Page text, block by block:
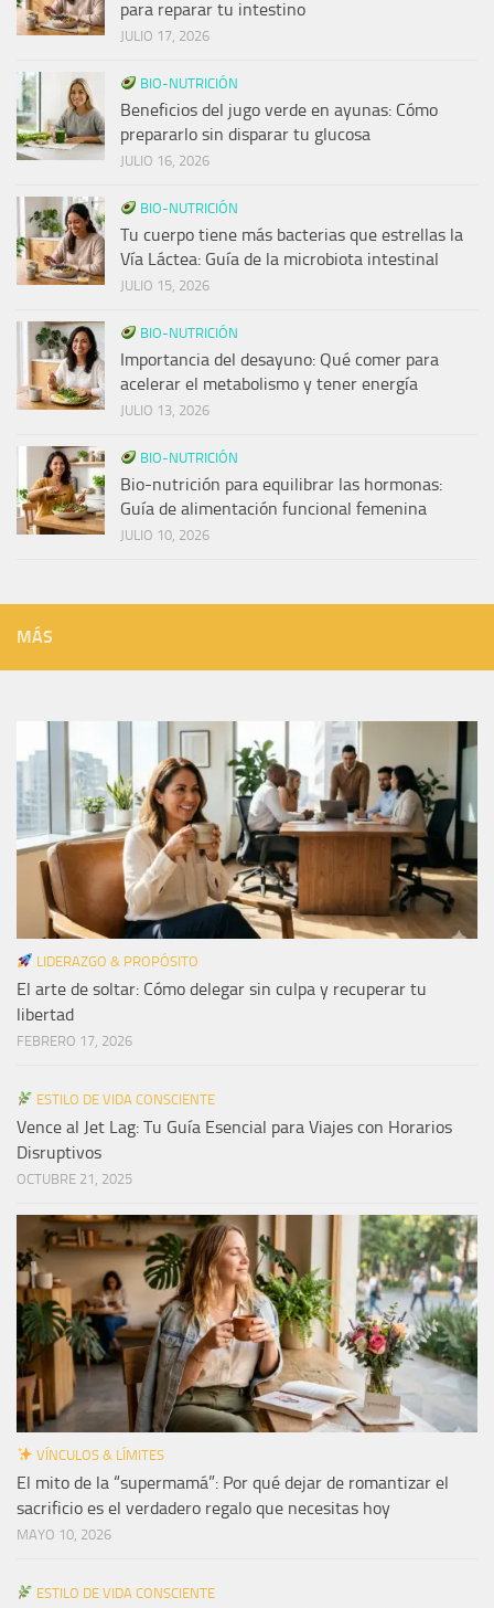
para reparar tu intestino
JULIO 17, 2026
BIO-NUTRICIÓN
Beneficios del jugo verde en ayunas: Cómo
prepararlo sin disparar tu glucosa
JULIO 16, 2026
BIO-NUTRICIÓN
Tu cuerpo tiene más bacterias que estrellas la
Vía Láctea: Guía de la microbiota intestinal
JULIO 15, 2026
BIO-NUTRICIÓN
Importancia del desayuno: Qué comer para
acelerar el metabolismo y tener energía
JULIO 13, 2026
BIO-NUTRICIÓN
Bio-nutrición para equilibrar las hormonas:
Guía de alimentación funcional femenina
JULIO 10, 2026
MÁS
LIDERAZGO & PROPÓSITO
El arte de soltar: Cómo delegar sin culpa y recuperar tu
libertad
FEBRERO 17, 2026
ESTILO DE VIDA CONSCIENTE
Vence al Jet Lag: Tu Guía Esencial para Viajes con Horarios
Disruptivos
OCTUBRE 21, 2025
VÍNCULOS & LÍMITES
El mito de la “supermamá”: Por qué dejar de romantizar el
sacrificio es el verdadero regalo que necesitas hoy
MAYO 10, 2026
ESTILO DE VIDA CONSCIENTE